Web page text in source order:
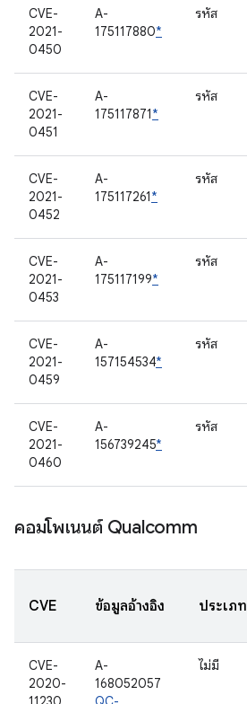
CVE-
2021-
0450
A-
175117880*
รหัส
CVE-
2021-
0451
A-
175117871*
รหัส
CVE-
2021-
0452
A-
175117261*
รหัส
CVE-
2021-
0453
A-
175117199*
รหัส
CVE-
2021-
0459
A-
157154534*
รหัส
CVE-
2021-
0460
A-
156739245*
รหัส
คอมโพเนนต์ Qualcomm
CVE ข้อมูลอ้างอิง ประเภท
CVE-
2020-
A-
168052057
ไม่มี